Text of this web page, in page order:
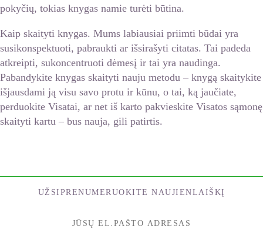
pokyčių, tokias knygas namie turėti būtina.
Kaip skaityti knygas. Mums labiausiai priimti būdai yra
susikonspektuoti, pabraukti ar išsirašyti citatas. Tai padeda
atkreipti, sukoncentruoti dėmesį ir tai yra naudinga.
Pabandykite knygas skaityti nauju metodu – knygą skaitykite
išjausdami ją visu savo protu ir kūnu, o tai, ką jaučiate,
perduokite Visatai, ar net iš karto pakvieskite Visatos sąmonę
skaityti kartu – bus nauja, gili patirtis.
UŽSIPRENUMERUOKITE NAUJIENLAIŠKĮ